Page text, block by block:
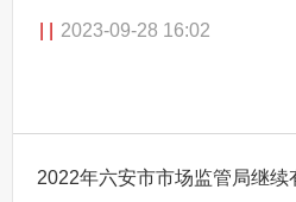
2023-09-28 16:02
2022年六安市市场监管局继